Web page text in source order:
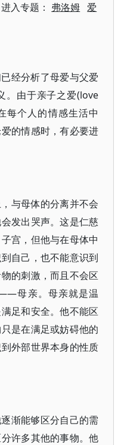
进入专题： 弗洛姆 爱
经分析了母爱与父爱
。由于亲子之爱(love
每个人的情感生活中
的情感时，有必要进
与母体的分离并不会
发出哭声。这是仁慈
宫，但他与在母体中
自己，也不能意识到
的刺激，而且不会区
母亲。母亲就是温
足和安全。他不能区
是在满足或妨碍他的
外部世界本身的性质
渐能够区分自己的需
许多其他的事物。他